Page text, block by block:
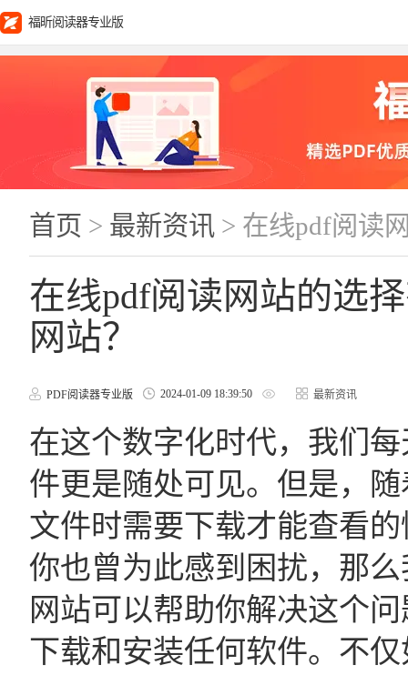
福昕阅读器专业版
首页 > 最新资讯 > 在线pdf阅读
在线pdf阅读网站的选
网站？
PDF阅读器专业版 2024-01-09 18:39:50 最新资讯
在这个数字化时代，我们
件更是随处可见。但是，
文件时需要下载才能查看
你也曾为此感到困扰，那
网站可以帮助你解决这个
下载和安装任何软件。不